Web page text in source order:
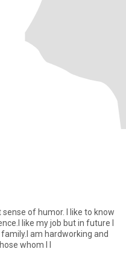
sense of humor. I like to know
like my job but in future I
am hardworking and
whom I l